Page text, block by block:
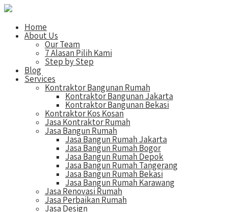
Home
About Us
Our Team
7 Alasan Pilih Kami
Step by Step
Blog
Services
Kontraktor Bangunan Rumah
Kontraktor Bangunan Jakarta
Kontraktor Bangunan Bekasi
Kontraktor Kos Kosan
Jasa Kontraktor Rumah
Jasa Bangun Rumah
Jasa Bangun Rumah Jakarta
Jasa Bangun Rumah Bogor
Jasa Bangun Rumah Depok
Jasa Bangun Rumah Tangerang
Jasa Bangun Rumah Bekasi
Jasa Bangun Rumah Karawang
Jasa Renovasi Rumah
Jasa Perbaikan Rumah
Jasa Design